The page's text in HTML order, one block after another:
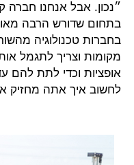
״נכון. אבל אנחנו חברה
בתחום שדורש הרבה
בחברות טכנולוגיה
אופציות וכדי לתת להם
לחשוב איך אתה מחזיק